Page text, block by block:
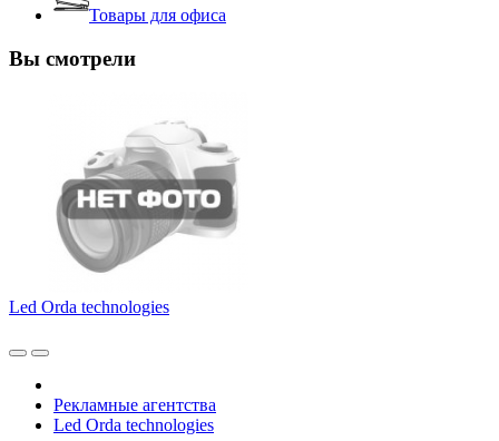
Товары для офиса
Вы смотрели
Led Orda technologies
Рекламные агентства
Led Orda technologies